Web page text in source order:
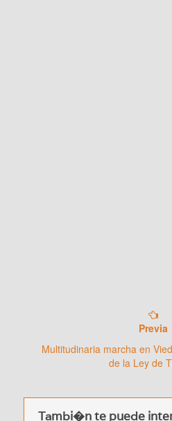
Previa
Multitudinaria marcha en
de la Ley de
Tambi�n te puede